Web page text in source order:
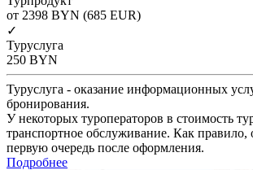
от 2398 BYN (685 EUR)
✓
Туруслуга
250 BYN
Туруслуга - оказание информационных
бронирования.
У некоторых туроператоров в стоимость
транспортное обслуживание. Как правило,
первую очередь после оформления.
Подробнее